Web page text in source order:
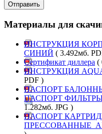
Отправить
Материалы для
ИНСТРУКЦИЯ
СИНИЙ ( 3.492мб.
Сертификат диллера (
ИНСТРУКЦИЯ
PDF )
ПАСПОРТ
ПАСПОРТ ФИЛЬТРЫ
1.282мб. JPG )
ПАСПОРТ